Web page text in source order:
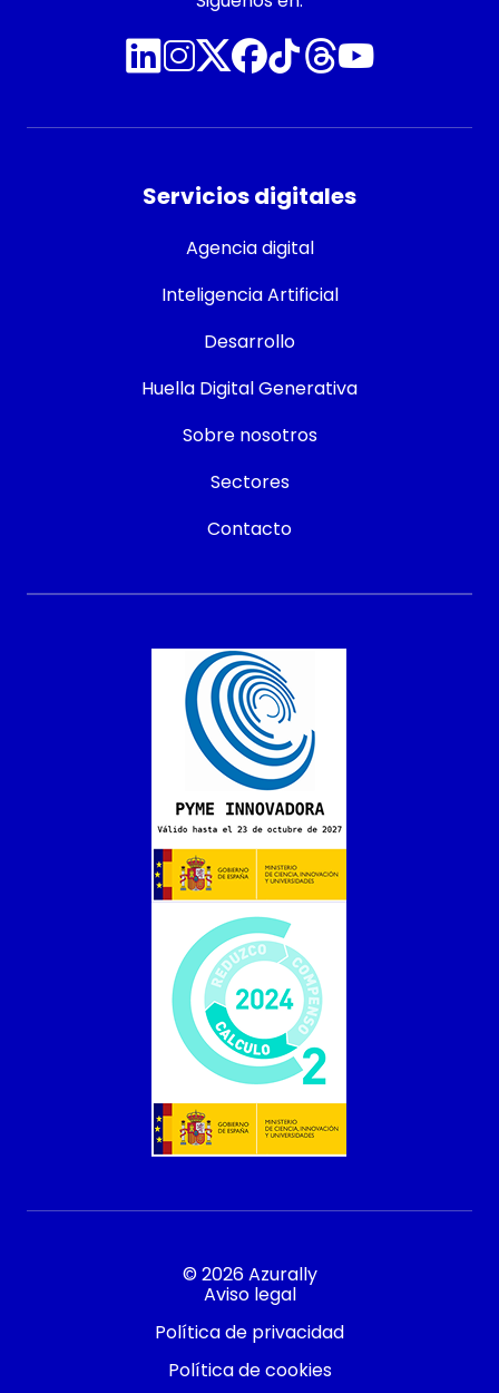
Servicios digitales
Agencia digital
Inteligencia Artificial
Desarrollo
Huella Digital Generativa
Sobre nosotros
Sectores
Contacto
© 2026 Azurally
Aviso legal
Política de privacidad
Política de cookies